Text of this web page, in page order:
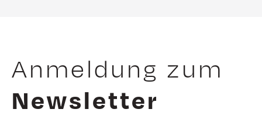
Anmeldung zum
Newsletter